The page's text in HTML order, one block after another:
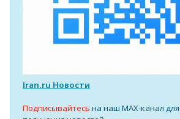
Iran.ru Новости
Подписывайтесь на наш MAX-канал